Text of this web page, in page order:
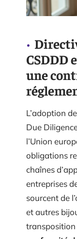
CSDDD
une
L’adoption
Due
l’Union
obligations
chaînes
entreprises
sourcent de
et autres
transposition